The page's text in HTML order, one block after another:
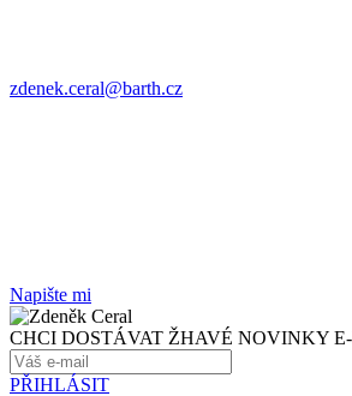
zdenek.ceral@barth.cz
Napište mi
CHCI DOSTÁVAT ŽHAVÉ NOVINKY
PŘIHLÁSIT